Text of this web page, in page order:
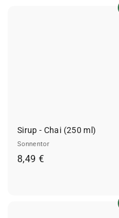
Sirup - Chai (250 ml)
Sonnentor
8,49 €8